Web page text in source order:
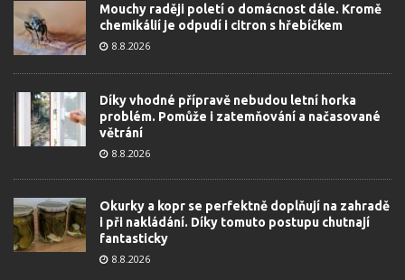
Mouchy raději poletí o domácnost dále. Kromě
chemikálií je odpudí i citron s hřebíčkem
8.8.2026
Díky vhodné přípravě nebudou letní horka
problém. Pomůže i zatemňování a načasované
větrání
8.8.2026
Okurky a kopr se perfektně doplňují na zahradě
i při nakládání. Díky tomuto postupu chutnají
fantasticky
8.8.2026